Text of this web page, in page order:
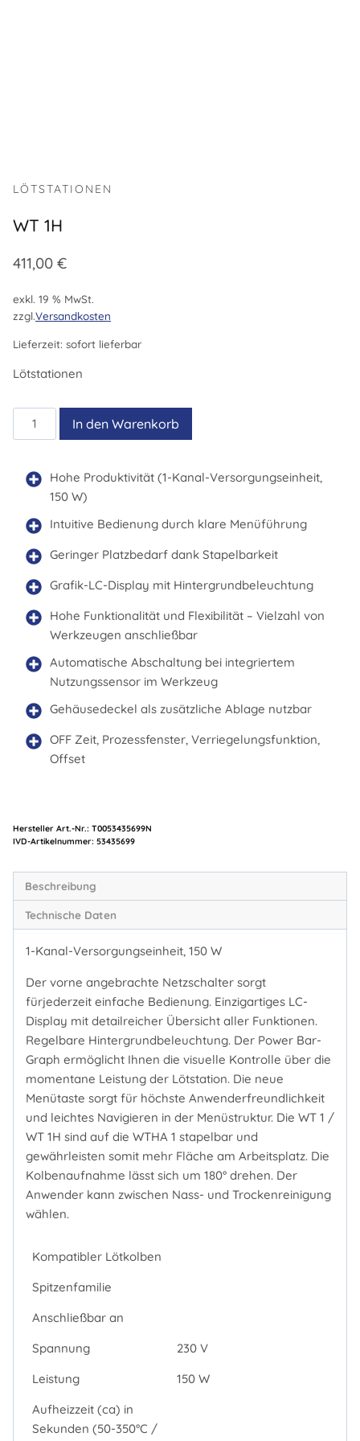
LÖTSTATIONEN
WT 1H
411,00 €
exkl. 19 % MwSt.
zzgl.Versandkosten
Lieferzeit: sofort lieferbar
Lötstationen
1H
In den Warenkorb
Hohe Produktivität (1-Kanal-Versorgungseinheit,
150 W)
Intuitive Bedienung durch klare Menüführung
Geringer Platzbedarf dank Stapelbarkeit
Grafik-LC-Display mit Hintergrundbeleuchtung
Hohe Funktionalität und Flexibilität – Vielzahl von
Werkzeugen anschließbar
Automatische Abschaltung bei integriertem
Nutzungssensor im Werkzeug
Gehäusedeckel als zusätzliche Ablage nutzbar
OFF Zeit, Prozessfenster, Verriegelungsfunktion,
Offset
Hersteller Art.-Nr.: T0053435699N
Artikelnummer: 53435699
Beschreibung
Technische Daten
1-Kanal-Versorgungseinheit, 150 W
Der vorne angebrachte Netzschalter sorgt
fürjederzeit einfache Bedienung. Einzigartiges LC-
Display mit detailreicher Übersicht aller Funktionen.
Regelbare Hintergrundbeleuchtung. Der Power Bar-
Graph ermöglicht Ihnen die visuelle Kontrolle über die
momentane Leistung der Lötstation. Die neue
Menütaste sorgt für höchste Anwenderfreundlichkeit
und leichtes Navigieren in der Menüstruktur. Die WT 1 /
WT 1H sind auf die WTHA 1 stapelbar und
gewährleisten somit mehr Fläche am Arbeitsplatz. Die
Kolbenaufnahme lässt sich um 180° drehen. Der
Anwender kann zwischen Nass- und Trockenreinigung
wählen.
Kompatibler Lötkolben
Spitzenfamilie
Anschließbar an
Spannung
230 V
Leistung
150 W
Aufheizzeit (ca) in
Sekunden (50-350°C /